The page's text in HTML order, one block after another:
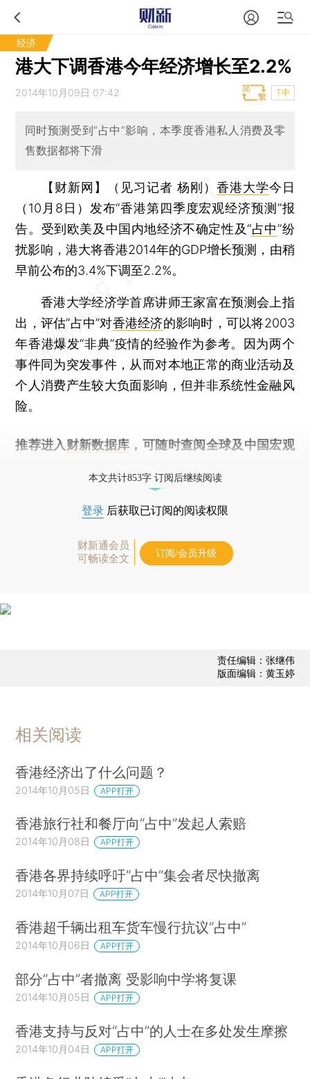
经济
港大下调香港今年经济增长至2.2%
2014年10月09日 07:42 T中
同时预测受到“占中”影响，本季度香港私人消费及零
售数据都将下滑
【财新网】（见习记者 杨刚） 香港大学今日
（10月8日）发布“香港第四季度宏观经济预测”报
告。受到欧美及中国内地经济不确定性及“占中”纷
扰影响，港大将香港2014年的GDP增长预测，由稍
早前公布的3.4%下调至2.2%。
香港大学经济学首席讲师王家富在预测会上指
出，评估“占中”对香港经济的影响时，可以将2003
年香港爆发“非典”疫情的经验作为参考。因为两个
事件同为突发事件，从而对本地正常的商业活动及
个人消费产生较大负面影响，但并非系统性金融风
险。
推荐进入 财新数据库 ，可随时查阅全球及中国宏观
本文共计853字 订阅后继续阅读
登录 后获取已订阅的阅读权限
财新通会员
可畅读全文
订阅/会员升级
责任编辑：张继伟
版面编辑：黄玉婷
相关阅读
香港经济出了什么问题？
2014年10月05日 APP打开
香港旅行社和餐厅向“占中”发起人索赔
2014年10月08日 APP打开
香港各界持续呼吁“占中”集会者尽快撤离
2014年10月07日 APP打开
香港超千辆出租车货车慢行抗议“占中”
2014年10月06日 APP打开
部分“占中”者撤离 受影响中学将复课
2014年10月05日 APP打开
香港支持与反对“占中”的人士在多处发生摩擦
2014年10月04日 APP打开